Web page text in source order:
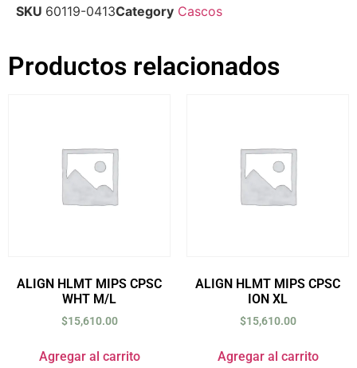
SKU 60119-0413Category Cascos
Productos relacionados
ALIGN HLMT MIPS CPSC
WHT M/L
$15,610.00
Agregar al carrito
ALIGN HLMT MIPS CPSC
ION XL
$15,610.00
Agregar al carrito